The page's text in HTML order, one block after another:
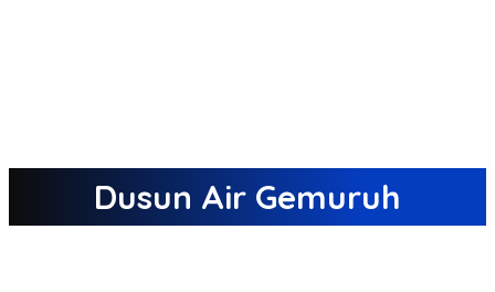
Dusun Air Gemuruh